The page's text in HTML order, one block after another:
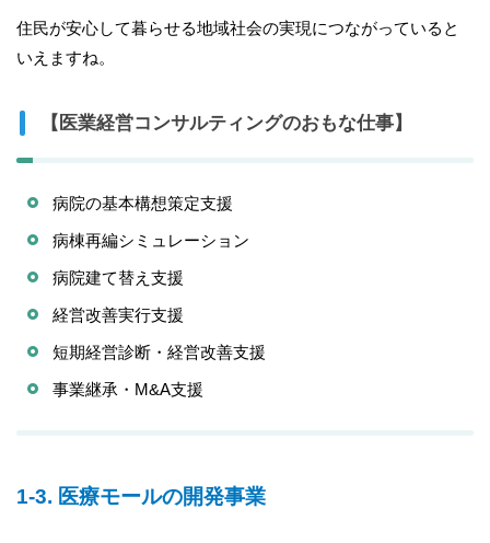
住民が安心して暮らせる地域社会の実現につながっていると
いえますね。
【医業経営コンサルティングのおもな仕事】
病院の基本構想策定支援
病棟再編シミュレーション
病院建て替え支援
経営改善実行支援
短期経営診断・経営改善支援
事業継承・M&A支援
1-3. 医療モールの開発事業